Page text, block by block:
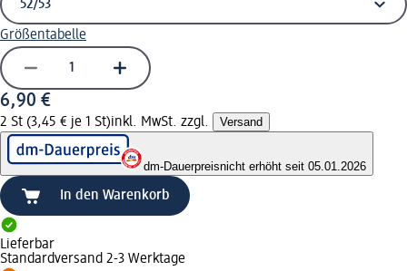
Größentabelle
6,90 €
2 St (3,45 € je 1 St)inkl. MwSt. zzgl. Versand
dm-Dauerpreisnicht erhöht seit 05.01.2026
In den Warenkorb
Lieferbar
Standardversand 2-3 Werktage